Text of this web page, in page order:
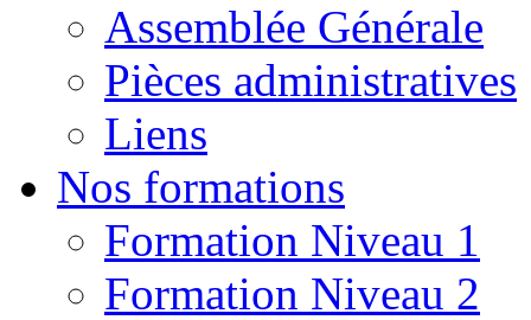
Assemblée Générale
Pièces administratives
Liens
Nos formations
Formation Niveau 1
Formation Niveau 2